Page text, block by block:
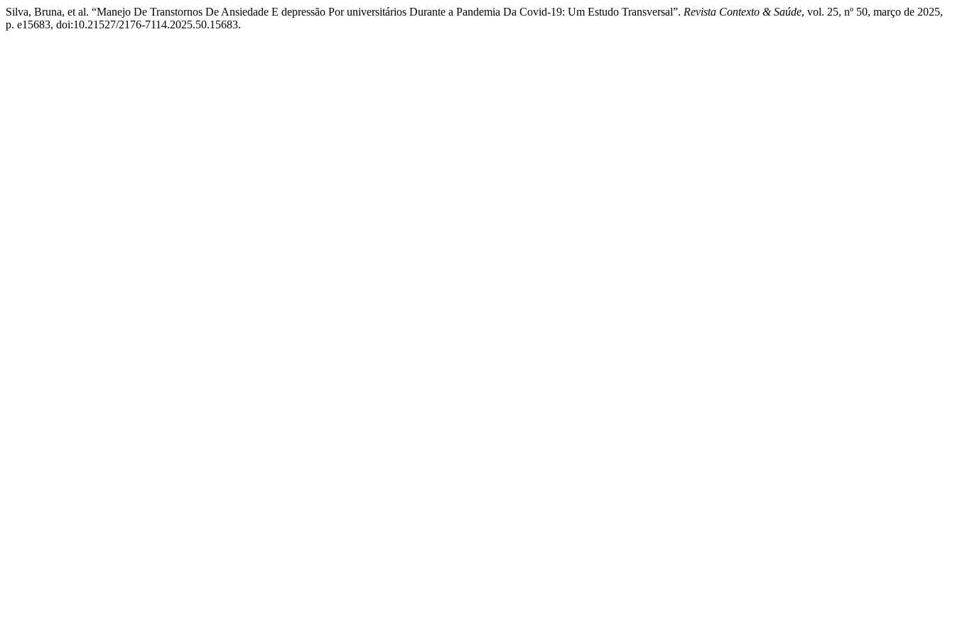
Silva, Bruna, et al. “Manejo De Transtornos De Ansiedade E depressão Por universitários Durante a Pandemia Da Covid-19: Um Estudo Transversal”. Revista Contexto & Saúde, vol. 25, nº 50, março de 2025,
p. e15683, doi:10.21527/2176-7114.2025.50.15683.